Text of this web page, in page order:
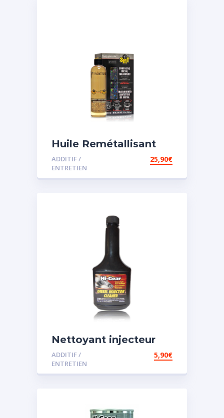
Huile Remétallisant
Moteur SMT2
ADDITIF /
ENTRETIEN
25,90€
Nettoyant injecteur
diesel
ADDITIF /
ENTRETIEN
5,90€